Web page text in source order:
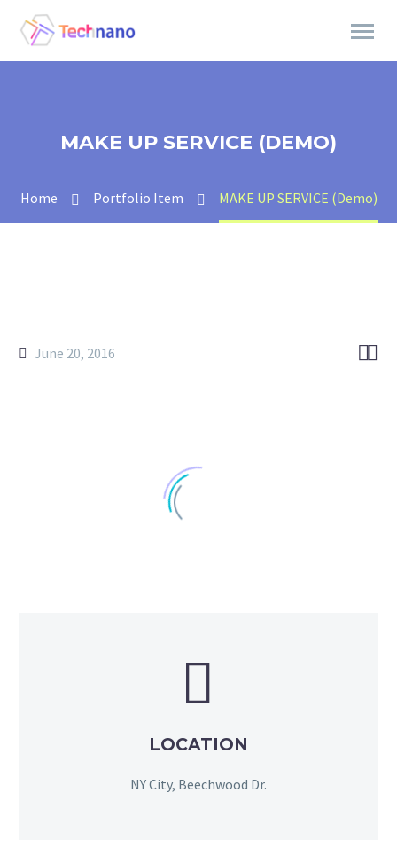
MAKE UP SERVICE (DEMO)
Home Portfolio Item MAKE UP SERVICE (Demo)

June 20, 2016


LOCATION
NY City, Beechwood Dr.